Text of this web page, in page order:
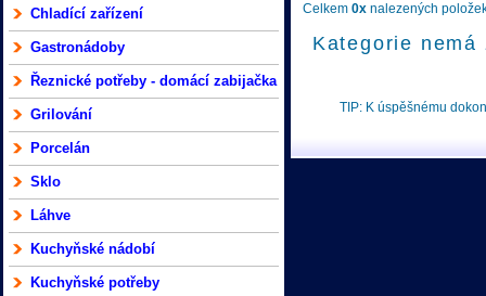
Chladící zařízení
Gastronádoby
Řeznické potřeby - domácí zabijačka
Grilování
Porcelán
Sklo
Láhve
Kuchyňské nádobí
Kuchyňské potřeby
Celkem0x nalezených
Kategorie
TIP: K úspěšnému